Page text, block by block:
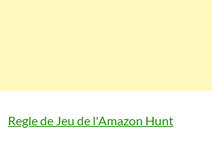
Regle de Jeu de l'Amazon Hunt